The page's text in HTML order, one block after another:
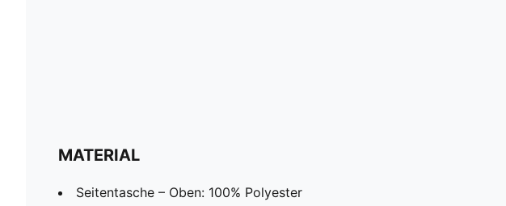
MATERIAL
Seitentasche – Oben: 100% Polyester